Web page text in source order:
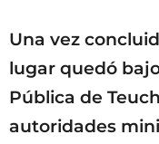
Una vez
lugar quedó
Pública de
autoridades